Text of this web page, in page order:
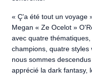
« Ç'a été tout un voyage
Megan « Ze Ocelot »
avec quatre
champions, quatre styles
nous sommes
apprécié la dark fantasy,